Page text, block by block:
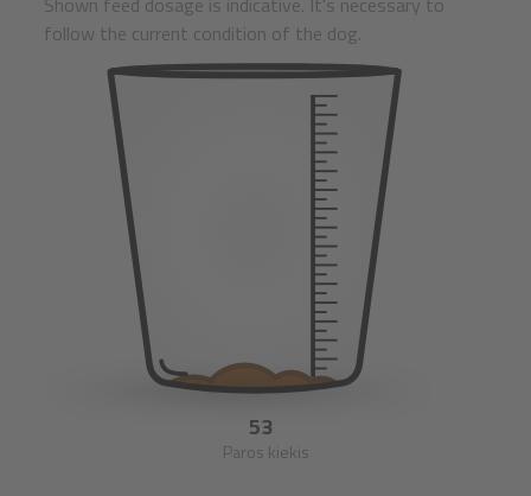
follow the current condition of the dog.
53
Paros kiekis